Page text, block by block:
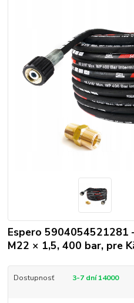
Espero 5904054521281
M22 × 1,5, 400 bar, pre
Dostupnosť 3-7 dní 14000